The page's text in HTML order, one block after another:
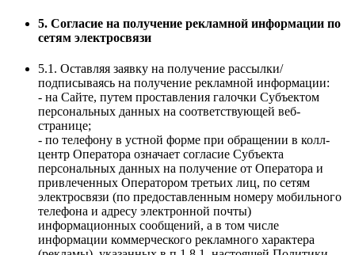
5. Согласие на получение рекламной информации по
сетям электросвязи
5.1. Оставляя заявку на получение рассылки/
подписываясь на получение рекламной информации:
- на Сайте, путем проставления галочки Субъектом
персональных данных на соответствующей веб-
странице;
- по телефону в устной форме при обращении в колл-
центр Оператора означает согласие Субъекта
персональных данных на получение от Оператора и
привлеченных Оператором третьих лиц, по сетям
электросвязи (по предоставленным номеру мобильного
телефона и адресу электронной почты)
информационных сообщений, а в том числе
информации коммерческого рекламного характера